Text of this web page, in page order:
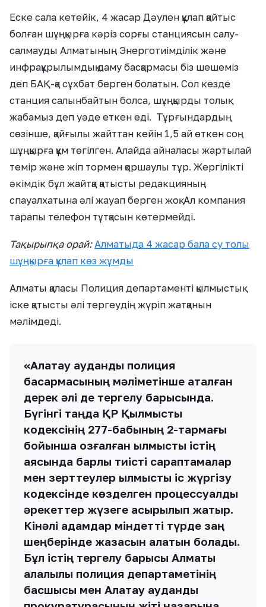
Еске сала кетейік, 4 жасар Дәулен құлап қайтыс
болған шұңқырға кәріз сорғы станциясын салу-
салмауды Алматының Энерготиімділік және
инфрақұрылымдық даму басқармасы біз шешеміз
деп БАҚ-қа сұхбат берген болатын. Сол кезде
станция салынбайтын болса, шұңқырды толық
жабамыз деп уәде еткен еді. Тұрғындардың
сөзінше, қайғылы жайттан кейін 1,5 ай өткен соң
шұңқырға құм төгілген. Алайда айналасы жартылай
темір және жіп тормен қоршаулы тұр. Жергілікті
әкімдік бұл жайтқа қатысты редакцияның
спауалхатына әлі жауап берген жоқ. Ал компания
тарапы телефон тұтқасын көтермейді.
Тақырыпқа орай: Алматыда 4 жасар бала су толы
шұңқырға құлап көз жұмды
Алматы қаласы Полиция департаменті қылмыстық
іске қатысты әлі тергеудің жүріп жатқанын
мәлімдеді.
«Алатау аудандық полиция
басқармасының мәліметінше аталған
дерек әлі де тергелу барысында.
Бүгінгі таңда ҚР Қылмыстық
кодексінің 277-бабының 2-тармағы
бойынша қозғалған қылмыстық істің
аясында барлық тиісті сараптамалар
мен зерттеулер қылмыстық іс жүргізу
кодексінде көзделген процессуалдық
әрекеттер жүзеге асырылып жатыр.
Кінәлі адамдар міндетті түрде заң
шеңберінде жазасын алатын болады.
Бұл істің тергелу барысы Алматы
қалалылық полиция департаметінің
басшысы мен Алатау аудандық